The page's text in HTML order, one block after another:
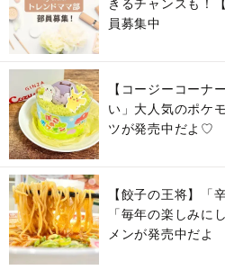
きるチャンスも！
員募集中
【コージーコーナ
い」大人気のポケ
ツが発売中だよ♡
【餃子の王将】「
「毎年の楽しみに
メンが発売中だよ